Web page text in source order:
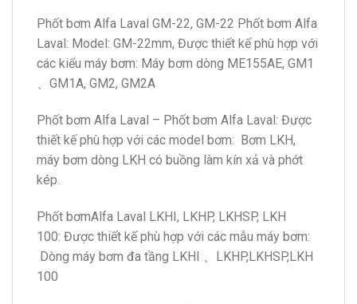
Phốt bơm Alfa Laval GM-22, GM-22 Phốt bơm Alfa
Laval: Model: GM-22mm, Được thiết kế phù hợp với
các kiểu máy bơm: Máy bơm dòng ME155AE, GM1
、GM1A, GM2, GM2A
Phốt bơm Alfa Laval – Phốt bơm Alfa Laval: Được
thiết kế phù hợp với các model bơm: Bơm LKH,
máy bơm dòng LKH có buồng làm kín xả và phớt
kép.
Phốt bơmAlfa Laval LKHI, LKHP, LKHSP, LKH
100: Được thiết kế phù hợp với các mẫu máy bơm:
Dòng máy bơm đa tầng LKHI 、LKHP,LKHSP,LKH
100